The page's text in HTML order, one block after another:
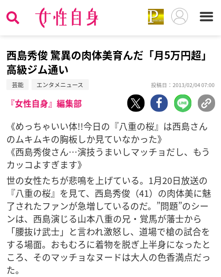
西島秀俊 驚異の肉体美育んだ「月5万円超」
高級ジム通い
芸能 エンタメニュース 投稿日：2013/02/04 07:00
『女性自身』編集部
《めっちゃいい体!!今日の『八重の桜』は西島さん
のムキムキの胸板しか見ていなかった》
《西島秀俊さん…演技うまいしマッチョだし、もう
カッコよすぎます》
世の女性たちが悲鳴を上げている。1月20日放送の
『八重の桜』を見て、西島秀俊（41）の肉体美に魅
了されたファンが急増しているのだ。”問題”のシー
ンは、西島演じる山本八重の兄・覚馬が藩士から
「腰抜け武士」と言われ激怒し、道場で槍の試合を
する場面。おもむろに着物を脱ぎ上半身になったと
ころ、そのマッチョなヌードは大人の色香満点だっ
た。